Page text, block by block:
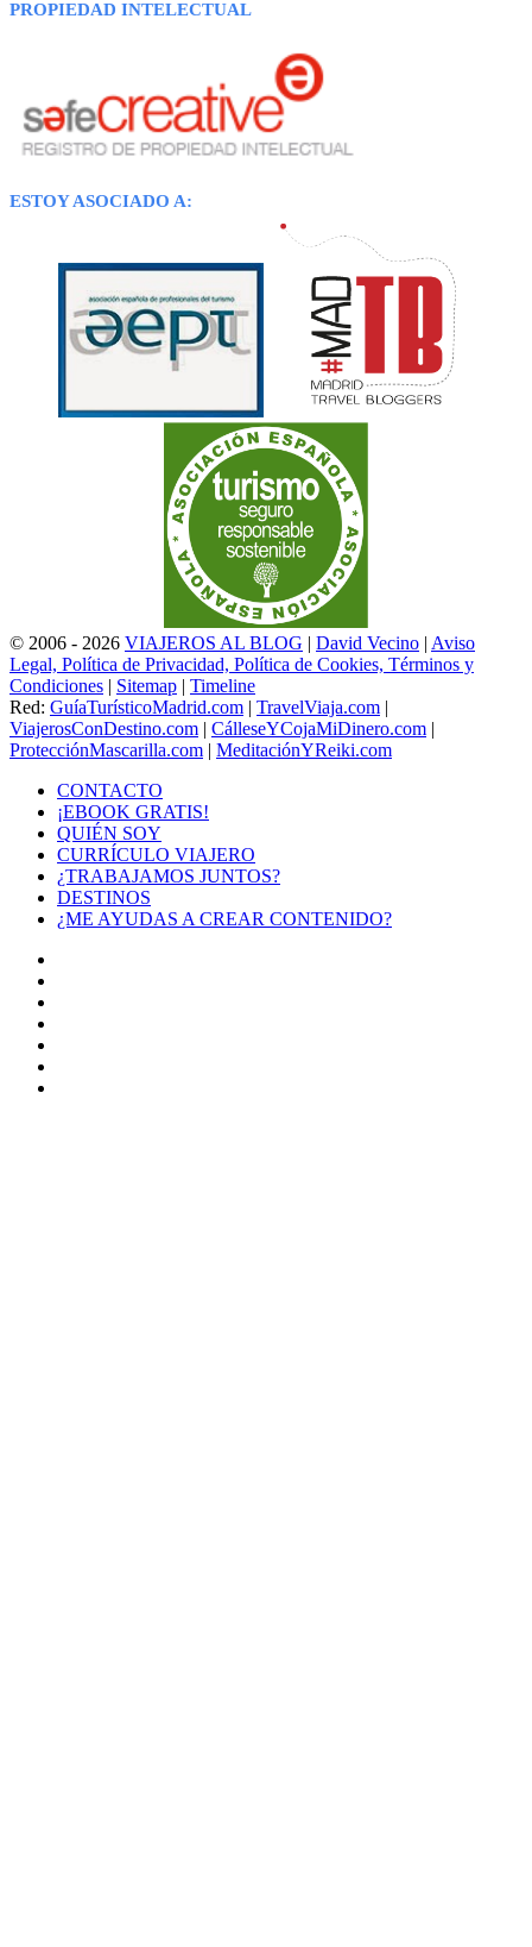
PROPIEDAD INTELECTUAL
ESTOY ASOCIADO A:
© 2006 - 2026 VIAJEROS AL BLOG | David Vecino | Aviso
Legal, Política de Privacidad, Política de Cookies, Términos y
Condiciones | Sitemap | Timeline
Red: GuíaTurísticoMadrid.com | TravelViaja.com |
ViajerosConDestino.com | CálleseYCojaMiDinero.com |
ProtecciónMascarilla.com | MeditaciónYReiki.com
CONTACTO
¡EBOOK GRATIS!
QUIÉN SOY
CURRÍCULO VIAJERO
¿TRABAJAMOS JUNTOS?
DESTINOS
¿ME AYUDAS A CREAR CONTENIDO?